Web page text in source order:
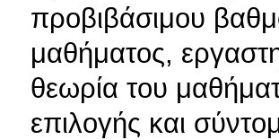
προβιβάσιμου
μαθήματος,
θεωρία του
επιλογής και